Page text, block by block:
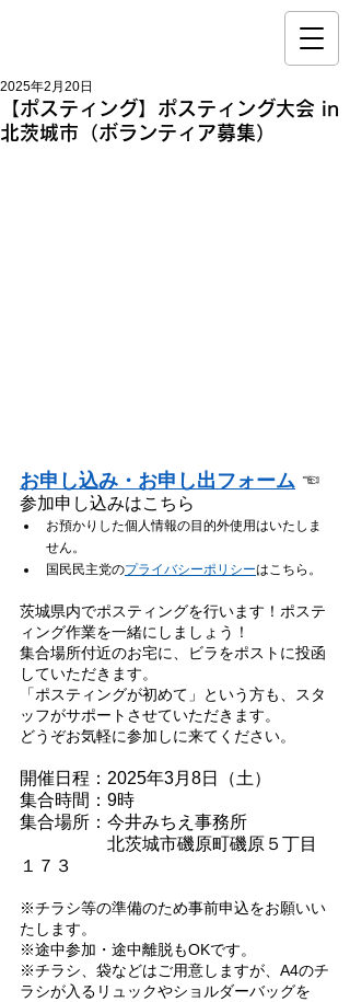
【ポスティング】ポスティング大会 in
北茨城市（ボランティア募集）
2025年2月20日
お申し込み・お申し出フォーム ☜
参加申し込みはこちら
お預かりした個人情報の目的外使用はいたしま
せん。
国民民主党のプライバシーポリシーはこちら。
茨城県内でポスティングを行います！ポステ
ィング作業を一緒にしましょう！
集合場所付近のお宅に、ビラをポストに投函
していただきます。
「ポスティングが初めて」という方も、スタ
ッフがサポートさせていただきます。
どうぞお気軽に参加しに来てください。
開催日程：2025年3月8日（土）
集合時間：9時
集合場所：今井みちえ事務所
北茨城市磯原町磯原５丁目
１７３
※チラシ等の準備のため事前申込をお願いい
たします。
※途中参加・途中離脱もOKです。
※チラシ、袋などはご用意しますが、A4のチ
ラシが入るリュックやショルダーバッグを